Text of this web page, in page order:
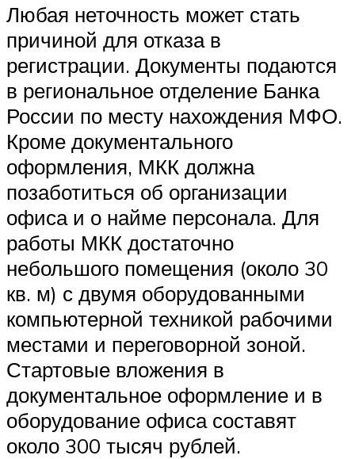
Любая неточность может стать
причиной для отказа в
регистрации. Документы подаются
в региональное отделение Банка
России по месту нахождения МФО.
Кроме документального
оформления, МКК должна
позаботиться об организации
офиса и о найме персонала. Для
работы МКК достаточно
небольшого помещения (около 30
кв. м) с двумя оборудованными
компьютерной техникой рабочими
местами и переговорной зоной.
Стартовые вложения в
документальное оформление и в
оборудование офиса составят
около 300 тысяч рублей.